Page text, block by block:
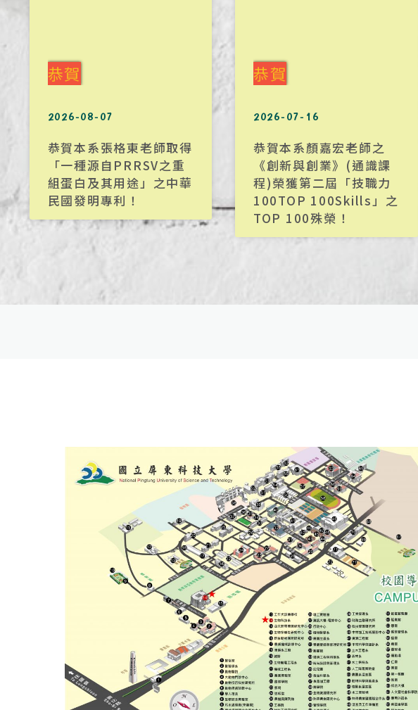
恭賀
2026-08-07
恭賀本系張格東老師取得
「一種源自PRRSV之重
組蛋白及其用途」之中華
民國發明專利！
恭賀
2026-07-16
恭賀本系顏嘉宏老師之
《創新與創業》(通識課
程)榮獲第二屆「技職力
100TOP 100Skills」之
TOP 100殊榮！